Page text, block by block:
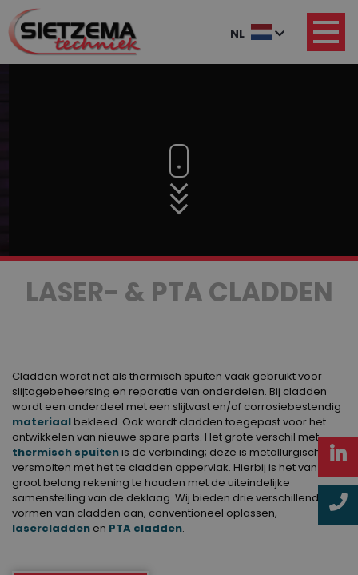
LASER- & PTA CLADDEN
Cladden wordt net als thermisch spuiten vaak gebruikt voor
slijtagebeheersing en reparatie van onderdelen. Bij cladden
wordt een onderdeel met een slijtvast en/of corrosiebestendig
materiaalbekleed. Ook wordt cladden toegepast voor het
ontwikkelen van nieuwe spare parts. Het grote verschil met
thermisch spuitenis de verbinding; deze is metallurgisch en
versmolten met het te cladden oppervlak. Hierbij is het van
groot belang rekening te houden met de uiteindelijke
samenstelling van de deklaag. Wij bieden drie verschillende
vormen van cladden aan, conventioneel oplassen,
lasercladden en PTA cladden.
NL